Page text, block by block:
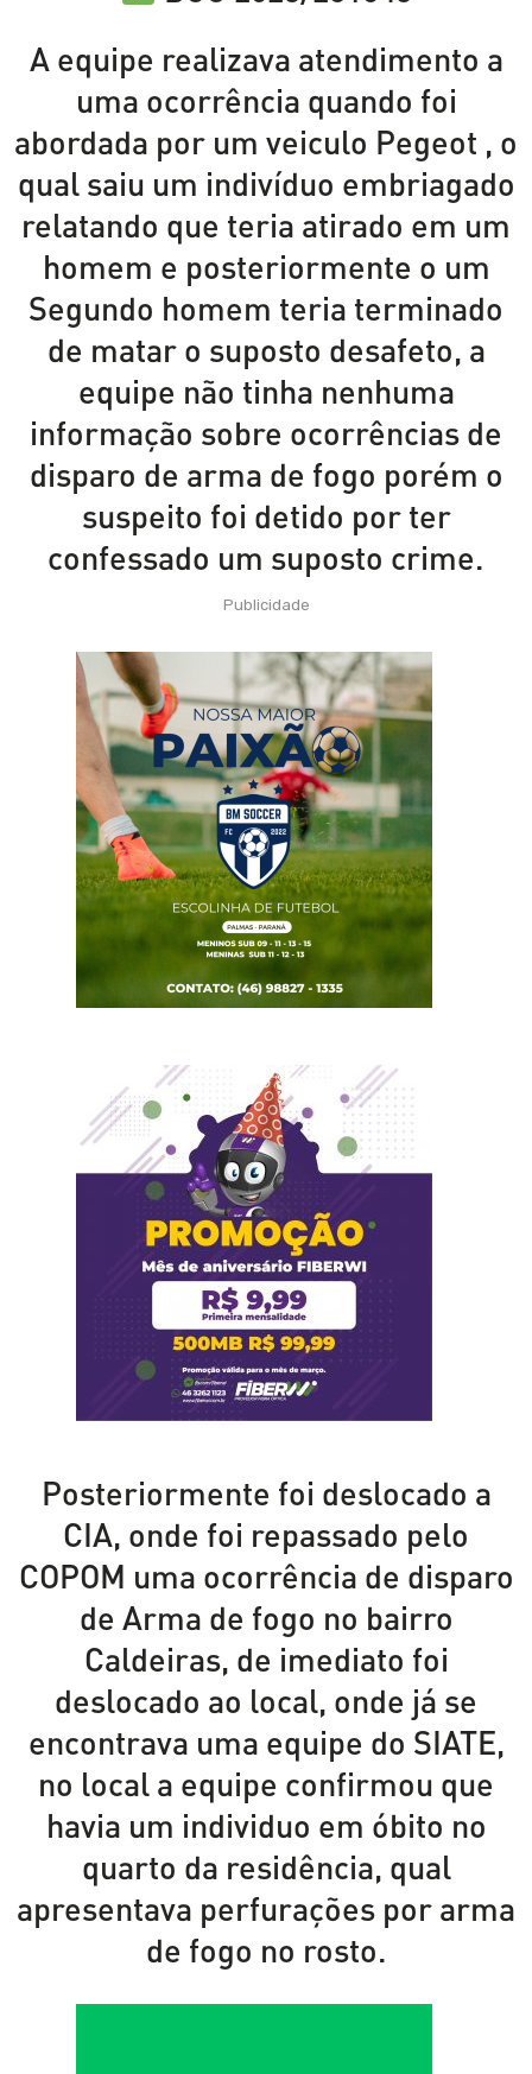
A equipe realizava atendimento a
uma ocorrência quando foi
abordada por um veiculo Pegeot , o
qual saiu um indivíduo embriagado
relatando que teria atirado em um
homem e posteriormente o um
Segundo homem teria terminado
de matar o suposto desafeto, a
equipe não tinha nenhuma
informação sobre ocorrências de
disparo de arma de fogo porém o
suspeito foi detido por ter
confessado um suposto crime.
Publicidade
Posteriormente foi deslocado a
CIA, onde foi repassado pelo
COPOM uma ocorrência de disparo
de Arma de fogo no bairro
Caldeiras, de imediato foi
deslocado ao local, onde já se
encontrava uma equipe do SIATE,
no local a equipe confirmou que
havia um individuo em óbito no
quarto da residência, qual
apresentava perfurações por arma
de fogo no rosto.